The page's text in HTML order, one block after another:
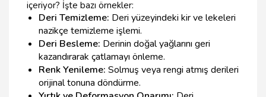
içeriyor? İşte bazı örnekler:
Deri Temizleme: Deri yüzeyindeki kir ve lekeleri
nazikçe temizleme işlemi.
Deri Besleme: Derinin doğal yağlarını geri
kazandırarak çatlamayı önleme.
Renk Yenileme: Solmuş veya rengi atmış derileri
orijinal tonuna döndürme.